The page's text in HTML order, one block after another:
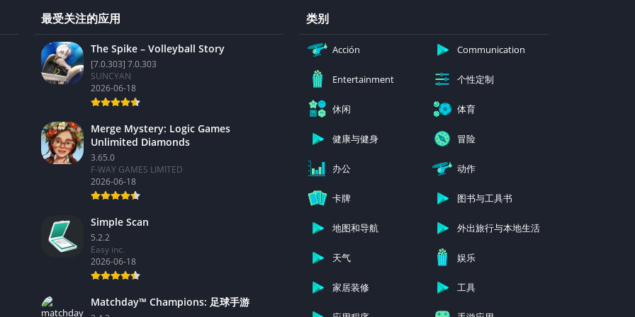
最受关注的应用
The Spike – Volleyball Story
[7.0.303] 7.0.303
SUNCYAN
2026-06-18
Merge Mystery: Logic Games
Unlimited Diamonds
3.65.0
F-WAY GAMES LIMITED
2026-06-18
Simple Scan
5.2.2
Easy inc.
2026-06-18
Matchday™ Champions: 足球手游
类别
Acción Communication
Entertainment 个性定制
休闲 体育
健康与健身 冒险
办公 动作
卡牌 图书与工具书
地图和导航 外出旅行与本地生活
天气 娱乐
家居装修 工具